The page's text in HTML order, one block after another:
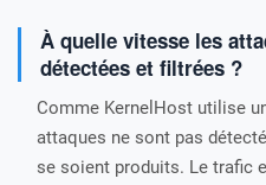
À quelle vitesse les
détectées et filtrées ?
Comme KernelHost utilise
attaques ne sont pas
se soient produits. Le trafic